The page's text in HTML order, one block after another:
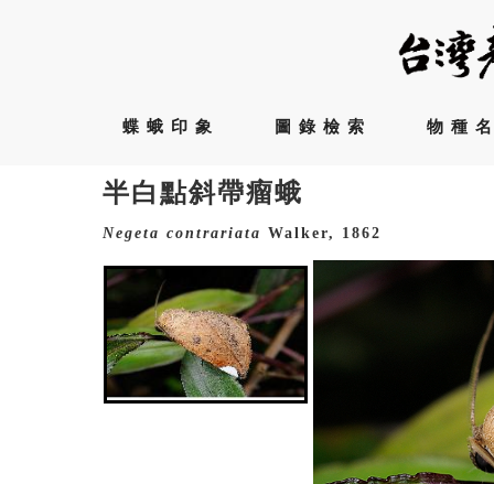
蝶蛾印象 圖錄檢索 物種
半白點斜帶瘤蛾
Negeta contrariata Walker, 1862